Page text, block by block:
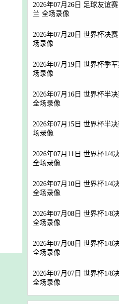
2026年07月26日 足球友谊
兰 全场录像
2026年07月20日 世界杯决
场录像
2026年07月19日 世界杯季
场录像
2026年07月16日 世界杯半
全场录像
2026年07月15日 世界杯半
场录像
2026年07月11日 世界杯1/4
全场录像
2026年07月10日 世界杯1/4
全场录像
2026年07月08日 世界杯1/8
全场录像
2026年07月08日 世界杯1/8
全场录像
2026年07月07日 世界杯1/8
全场录像